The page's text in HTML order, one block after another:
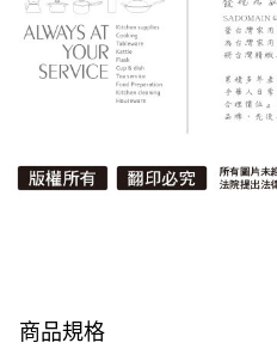
商品規格